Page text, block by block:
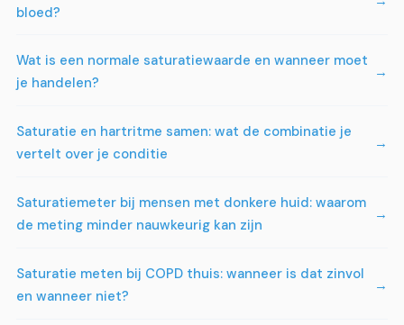
bloed?
Wat is een normale saturatiewaarde en wanneer moet
je handelen?
Saturatie en hartritme samen: wat de combinatie je
vertelt over je conditie
Saturatiemeter bij mensen met donkere huid: waarom
de meting minder nauwkeurig kan zijn
Saturatie meten bij COPD thuis: wanneer is dat zinvol
en wanneer niet?